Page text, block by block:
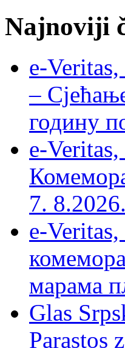
Najnoviji
e-
–
годину
e-
7. 8.2026.
e-
марама
Glas
Parastos